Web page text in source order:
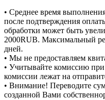
• Среднее время
после подтверждения
обработки может быть
2000RUB. Максимальный
дней.
• Мы не предоставляем
• Учитывайте комиссию
комиссии лежат на
• Внимание! Переводите
созданной Вами